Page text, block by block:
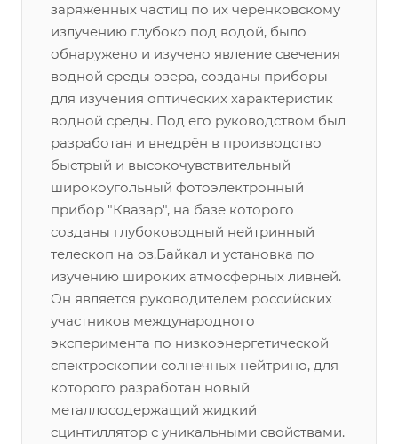
заряженных частиц по их черенковскому
излучению глубоко под водой, было
обнаружено и изучено явление свечения
водной среды озера, созданы приборы
для изучения оптических характеристик
водной среды. Под его руководством был
разработан и внедрён в производство
быстрый и высокочувствительный
широкоугольный фотоэлектронный
прибор "Квазар", на базе которого
созданы глубоководный нейтринный
телескоп на оз.Байкал и установка по
изучению широких атмосферных ливней.
Он является руководителем российских
участников международного
эксперимента по низкоэнергетической
спектроскопии солнечных нейтрино, для
которого разработан новый
металлосодержащий жидкий
сцинтиллятор с уникальными свойствами.